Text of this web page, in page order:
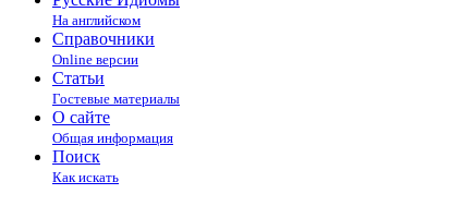
На английском
Справочники
Online версии
Статьи
Гостевые материалы
О сайте
Общая информация
Поиск
Как искать